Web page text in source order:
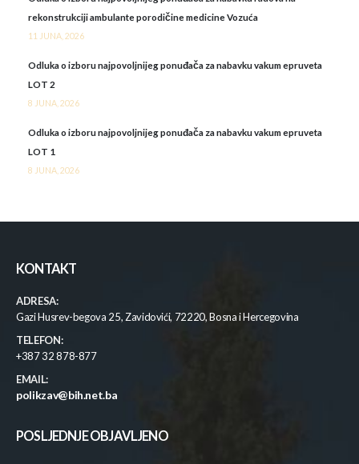
rekonstrukciji ambulante porodičine medicine Vozuća
11 JUNA, 2026
Odluka o izboru najpovoljnijeg ponuđača za nabavku vakum epruveta
LOT 2
8 JUNA, 2026
Odluka o izboru najpovoljnijeg ponuđača za nabavku vakum epruveta
LOT 1
8 JUNA, 2026
KONTAKT
ADRESA:
Gazi Husrev-begova 25, Zavidovići, 72220, Bosna i Hercegovina
TELEFON:
+387 32 878-877
EMAIL:
polikzav@bih.net.ba
POSLJEDNJE OBJAVLJENO